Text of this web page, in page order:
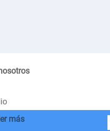
más